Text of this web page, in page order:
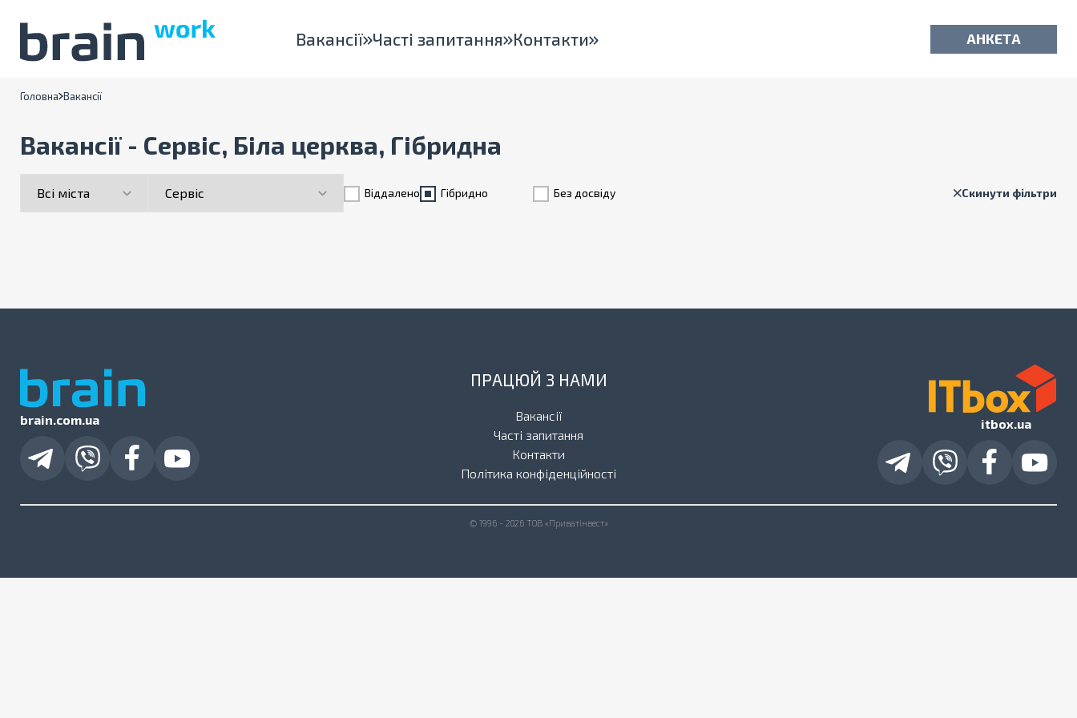
Вакансії Часті запитання Контакти АНКЕТА
Головна Вакансії
Вакансії - Сервіс, Біла церква, Гібридна
Віддалено Гiбридно Без досвіду Скинути фільтри
brain.com.ua
ПРАЦЮЙ З НАМИ
Вакансії
Часті запитання
Контакти
Політика конфіденційності
itbox.ua
© 1996 - 2026 ТОВ «Приватінвест»